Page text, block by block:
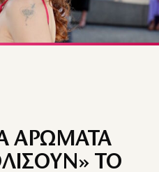
ΑΡΩΜΑΤΑ
ΤΟ